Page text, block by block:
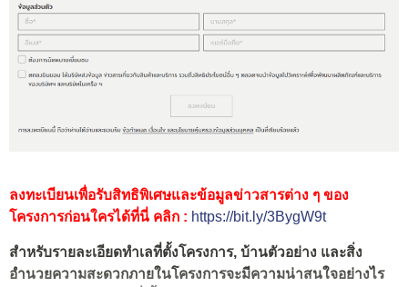
ลงทะเบียนเพื่อรับสิทธิพิเศษและข้อมูลข่าวสารต่าง ๆ ของ
โครงการก่อนใครได้ที่นี่ คลิก : https://bit.ly/3BygW9t
สำหรับรายละเอียดทำเลที่ตั้งโครงการ, บ้านตัวอย่าง และสิ่ง
อำนวยความสะดวกภายในโครงการจะมีความน่าสนใจอย่างไร